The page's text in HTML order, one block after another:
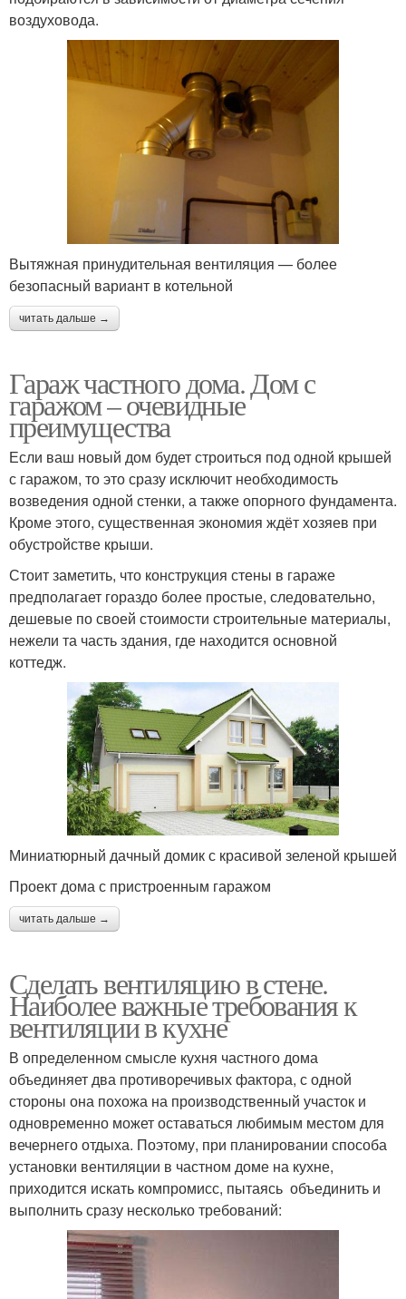
воздуховода.
Вытяжная принудительная вентиляция — более
безопасный вариант в котельной
читать дальше →
Гараж частного дома. Дом с
гаражом – очевидные
преимущества
Если ваш новый дом будет строиться под одной крышей
с гаражом, то это сразу исключит необходимость
возведения одной стенки, а также опорного фундамента.
Кроме этого, существенная экономия ждёт хозяев при
обустройстве крыши.
Стоит заметить, что конструкция стены в гараже
предполагает гораздо более простые, следовательно,
дешевые по своей стоимости строительные материалы,
нежели та часть здания, где находится основной
коттедж.
Миниатюрный дачный домик с красивой зеленой крышей
Проект дома с пристроенным гаражом
читать дальше →
Сделать вентиляцию в стене.
Наиболее важные требования к
вентиляции в кухне
В определенном смысле кухня частного дома
объединяет два противоречивых фактора, с одной
стороны она похожа на производственный участок и
одновременно может оставаться любимым местом для
вечернего отдыха. Поэтому, при планировании способа
установки вентиляции в частном доме на кухне,
приходится искать компромисс, пытаясь объединить и
выполнить сразу несколько требований: